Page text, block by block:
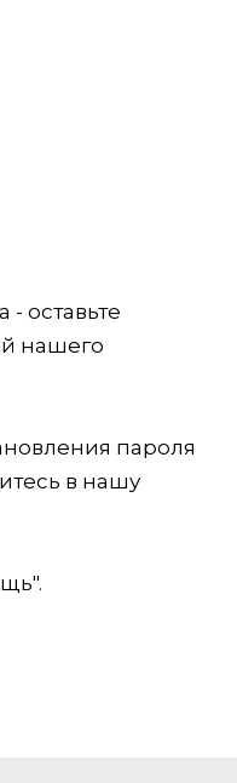
оставьте
нашего
пароля
в нашу